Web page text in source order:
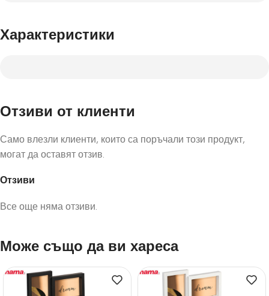
Характеристики
Отзиви от клиенти
Отзиви
Все още няма отзиви.
Само влезли клиенти, които са поръчали този продукт,
могат да оставят отзив.
Може също да ви хареса